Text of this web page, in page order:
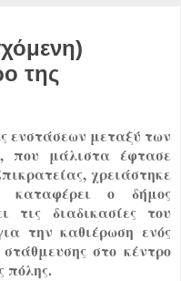
της
ενστάσεων μεταξύ των
που μάλιστα έφτασε
χρειάστηκε
ο δήμος
τις διαδικασίες του
την καθιέρωση ενός
στο κέντρο
πόλης.